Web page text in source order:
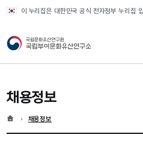
이 누리집은 대한민국 공식 전자정부 누리집
국가유산청 국립부여문화
채용정보
홈 현재 위치
채용정보